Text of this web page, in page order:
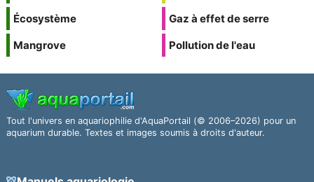
Écosystème
Mangrove
Gaz à effet de serre
Pollution de l'eau
Tout l'univers en aquariophilie d'AquaPortail (© 2006–2026) pour un
aquarium durable. Textes et images soumis à droits d'auteur.